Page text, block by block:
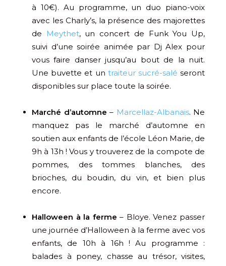
à 10€). Au programme, un duo piano-voix
avec les Charly’s, la présence des majorettes
de
Meythet, un concert de Funk You Up,
suivi d’une soirée animée par Dj Alex pour
vous faire danser jusqu’au bout de la nuit.
Une buvette et un traiteur sucré-salé seront
disponibles sur place toute la soirée.
Marché d’automne – Marcellaz-Albanais. Ne
manquez pas le marché d’automne en
soutien aux enfants de l’école Léon Marie, de
9h à 13h ! Vous y trouverez de la compote de
pommes, des tommes blanches, des
brioches, du boudin, du vin, et bien plus
encore.
Halloween à la ferme – Bloye. Venez passer
une journée d’Halloween à la ferme avec vos
enfants, de 10h à 16h ! Au programme :
balades à poney, chasse au trésor, visites,